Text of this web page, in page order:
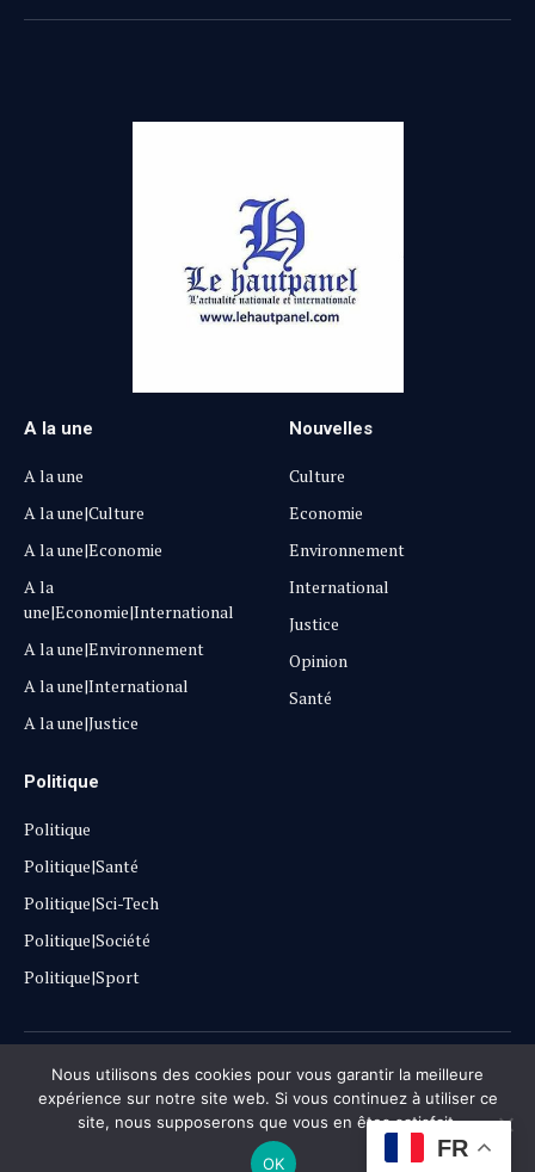
(Twitter)
A la une
A la une
A la une|Culture
A la une|Economie
A la
une|Economie|International
A la une|Environnement
A la une|International
A la une|Justice
Nouvelles
Culture
Economie
Environnement
International
Justice
Opinion
Santé
Politique
Politique
Politique|Santé
Politique|Sci-Tech
Politique|Société
Politique|Sport
Copyright © 2025 Lehautpanel
Confidentialité Contact Don
FR
Nous utilisons des cookies pour vous garantir la meilleure
expérience sur notre site web. Si vous continuez à utiliser ce
site, nous supposerons que vous en êtes satisfait.
OK